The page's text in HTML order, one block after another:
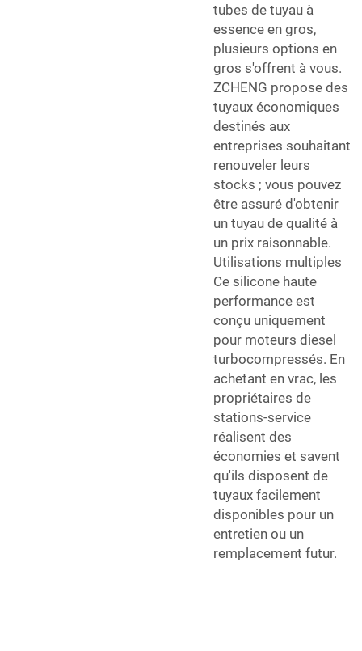
tubes de tuyau à
essence en gros,
plusieurs options en
gros s'offrent à vous.
ZCHENG propose des
tuyaux économiques
destinés aux
entreprises souhaitant
renouveler leurs
stocks ; vous pouvez
être assuré d'obtenir
un tuyau de qualité à
un prix raisonnable.
Utilisations multiples
Ce silicone haute
performance est
conçu uniquement
pour moteurs diesel
turbocompressés. En
achetant en vrac, les
propriétaires de
stations-service
réalisent des
économies et savent
qu'ils disposent de
tuyaux facilement
disponibles pour un
entretien ou un
remplacement futur.